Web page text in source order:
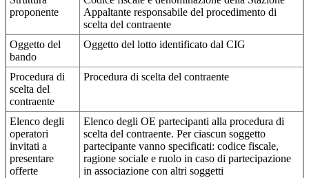
proponente
Appaltante responsabile del procedimento di
scelta del contraente
Oggetto del
bando
Oggetto del lotto identificato dal CIG
Procedura di
scelta del
contraente
Procedura di scelta del contraente
Elenco degli
operatori
invitati a
presentare
offerte
Elenco degli OE partecipanti alla procedura di
scelta del contraente. Per ciascun soggetto
partecipante vanno specificati: codice fiscale,
ragione sociale e ruolo in caso di partecipazione
in associazione con altri soggetti